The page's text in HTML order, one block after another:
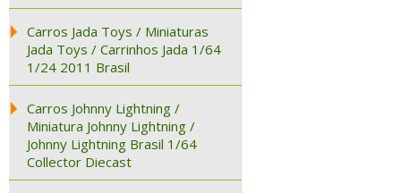
Carros Jada Toys / Miniaturas
Jada Toys / Carrinhos Jada 1/64
1/24 2011 Brasil
Carros Johnny Lightning /
Miniatura Johnny Lightning /
Johnny Lightning Brasil 1/64
Collector Diecast